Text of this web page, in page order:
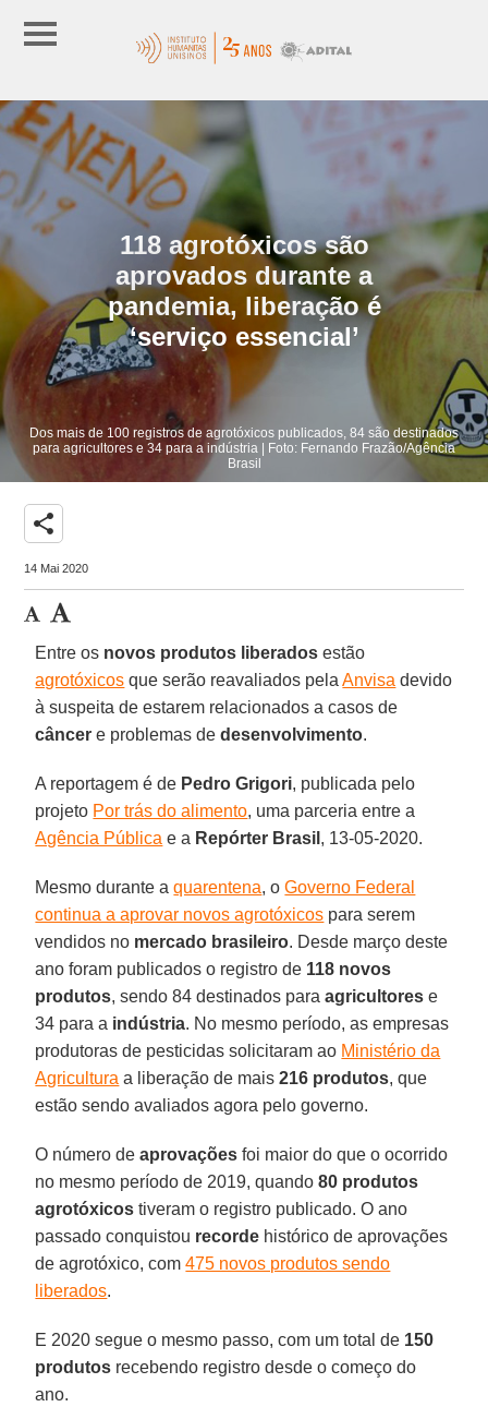
118 agrotóxicos são
aprovados durante a
pandemia, liberação é
‘serviço essencial’
Dos mais de 100 registros de agrotóxicos publicados, 84 são destinados
para agricultores e 34 para a indústria | Foto: Fernando Frazão/Agência
Brasil
share
14 Mai 2020
Entre os novos produtos liberados estão
agrotóxicos que serão reavaliados pelaAnvisa devido
à suspeita de estarem relacionados a casos de
câncer e problemas dedesenvolvimento.
A reportagem é de Pedro Grigori, publicada pelo
projeto Por trás do alimento, uma parceria entre a
Agência Pública e a Repórter Brasil , 13-05-2020.
Mesmo durante aquarentena, oGoverno Federal
continua a aprovar novos agrotóxicos para serem
vendidos no mercado brasileiro. Desde março deste
ano foram publicados o registro de 118 novos
produtos, sendo 84 destinados paraagricultores e
34 para a indústria. No mesmo período, as empresas
produtoras de pesticidas solicitaram ao Ministério da
Agricultura a liberação de mais216 produtos, que
estão sendo avaliados agora pelo governo.
O número deaprovações foi maior do que o ocorrido
no mesmo período de 2019, quando80 produtos
agrotóxicos tiveram o registro publicado. O ano
passado conquistou recorde histórico de aprovações
de agrotóxico, com475 novos produtos sendo
liberados.
E 2020 segue o mesmo passo, com um total de 150
produtos recebendo registro desde o começo do
ano.